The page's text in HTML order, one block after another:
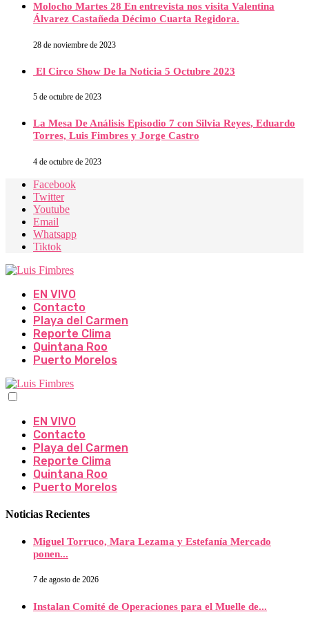
Molocho Martes 28 En entrevista nos visita Valentina
Álvarez Castañeda Décimo Cuarta Regidora.
28 de noviembre de 2023
El Circo Show De la Noticia 5 Octubre 2023
5 de octubre de 2023
La Mesa De Análisis Episodio 7 con Silvia Reyes, Eduardo
Torres, Luis Fimbres y Jorge Castro
4 de octubre de 2023
Facebook
Twitter
Youtube
Email
Whatsapp
Tiktok
EN VIVO
Contacto
Playa del Carmen
Reporte Clima
Quintana Roo
Puerto Morelos
EN VIVO
Contacto
Playa del Carmen
Reporte Clima
Quintana Roo
Puerto Morelos
Noticias Recientes
Miguel Torruco, Mara Lezama y Estefanía Mercado
ponen...
7 de agosto de 2026
Instalan Comité de Operaciones para el Muelle de...